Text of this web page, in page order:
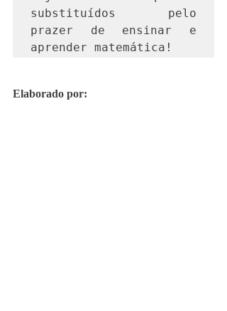
substituídos pelo
prazer de ensinar e
aprender matemática!
Elaborado por: